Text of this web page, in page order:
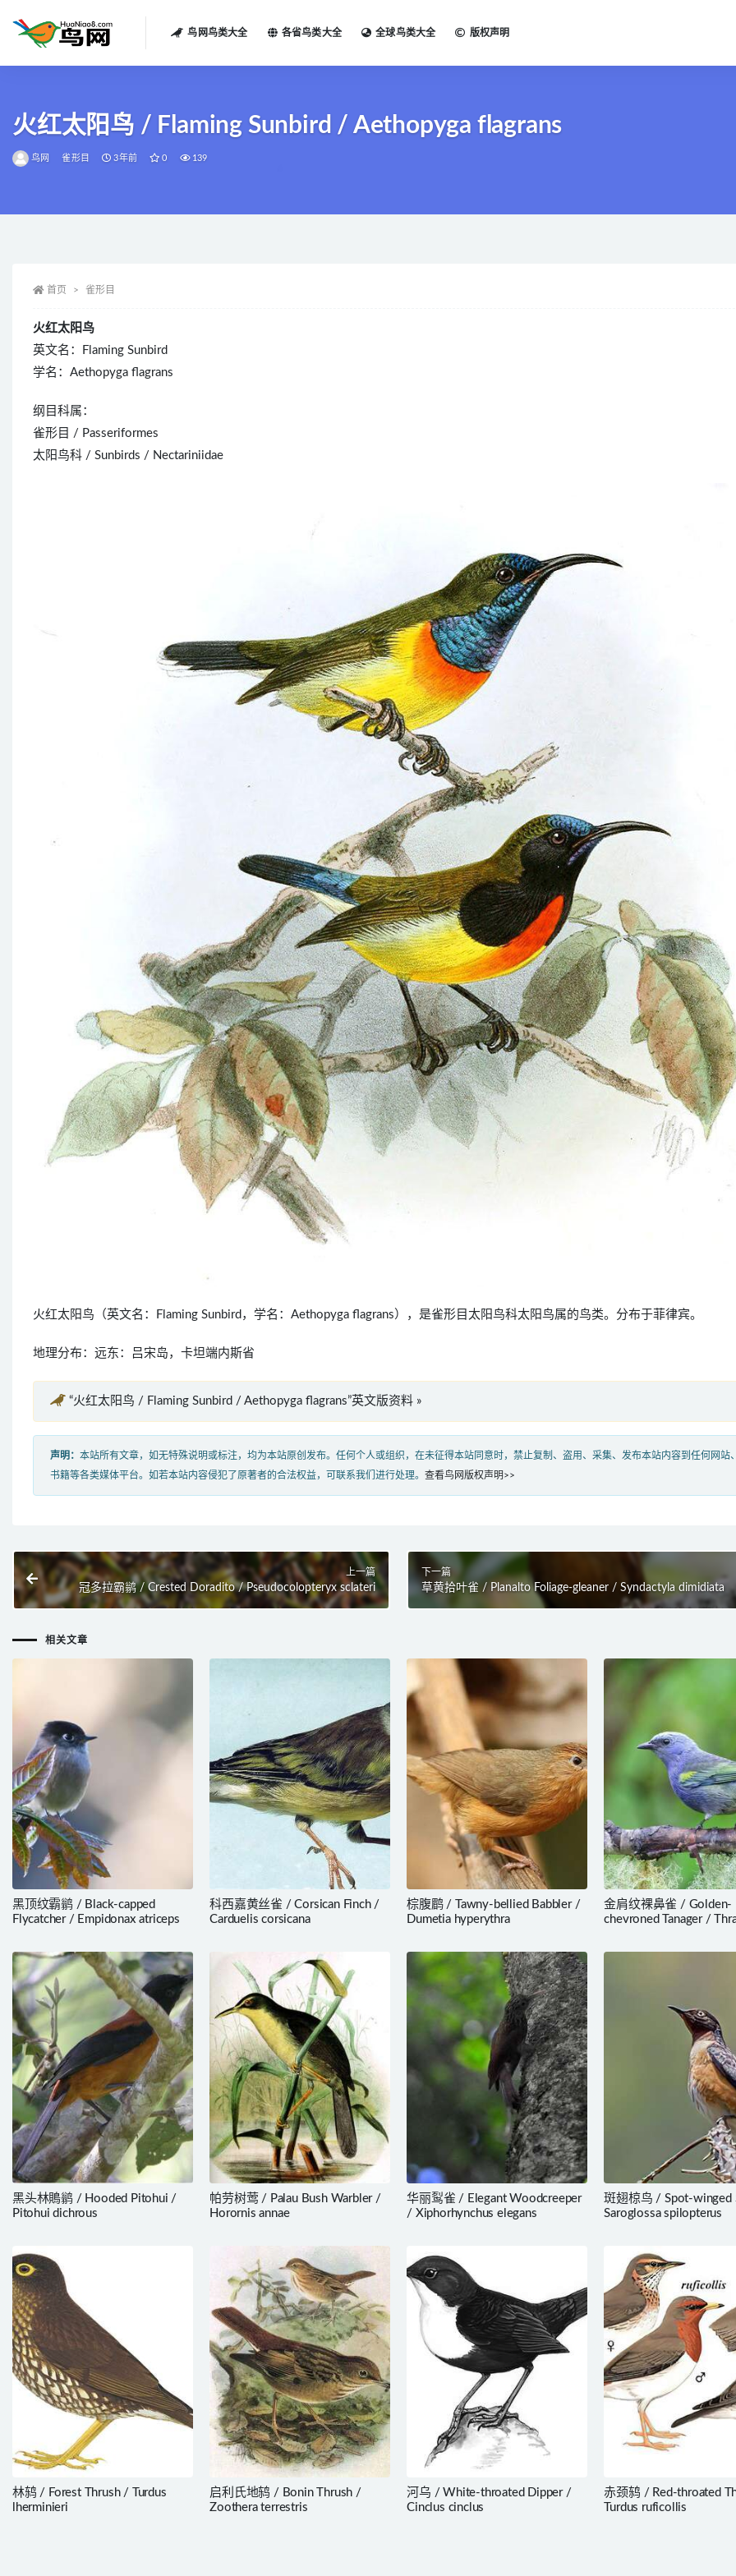
鸟网鸟类大全 各省鸟类大全 全球鸟类大全 版权声明
火红太阳鸟 / Flaming Sunbird / Aethopyga flagrans
鸟网 雀形目 3年前 0 139
首页 雀形目
火红太阳鸟
英文名：Flaming Sunbird
学名：Aethopyga flagrans
纲目科属：
雀形目 / Passeriformes
太阳鸟科 / Sunbirds / Nectariniidae
火红太阳鸟（英文名：Flaming Sunbird，学名：Aethopyga flagrans），是雀形目太阳鸟科太阳鸟属的鸟类。分布于菲律宾。
地理分布：远东：吕宋岛，卡坦端内斯省
“火红太阳鸟 / Flaming Sunbird / Aethopyga flagrans”英文版资料 »
声明： 本站所有文章，如无特殊说明或标注，均为本站原创发布。任何个人或组织，在未征得本站同意时，禁止复制、盗用、采集、发布本站内容到任何网站
书籍等各类媒体平台。如若本站内容侵犯了原著者的合法权益，可联系我们进行处理。 查看鸟网版权声明>>
上一篇
冠多拉霸鹟 / Crested Doradito / Pseudocolopteryx sclateri
下一篇
草黄拾叶雀 / Planalto Foliage-gleaner / Syndactyla dimidiata
相关文章
黑顶纹霸鹟 / Black-capped
Flycatcher / Empidonax atriceps
科西嘉黄丝雀 / Corsican Finch /
Carduelis corsicana
棕腹鹛 / Tawny-bellied Babbler /
Dumetia hyperythra
金肩纹裸鼻雀 / Golden-
chevroned Tanager /
黑头林鵙鹟 / Hooded Pitohui /
Pitohui dichrous
帕劳树莺 / Palau Bush Warbler /
Horornis annae
华丽䴕雀 / Elegant Woodcreeper
/ Xiphorhynchus elegans
斑翅椋鸟 / Spot-winged
Saroglossa spilopterus
林鸫 / Forest Thrush / Turdus
lherminieri
启利氏地鸫 / Bonin Thrush /
Zoothera terrestris
河乌 / White-throated Dipper /
Cinclus cinclus
赤颈鸫 / Red-throated
Turdus ruficollis